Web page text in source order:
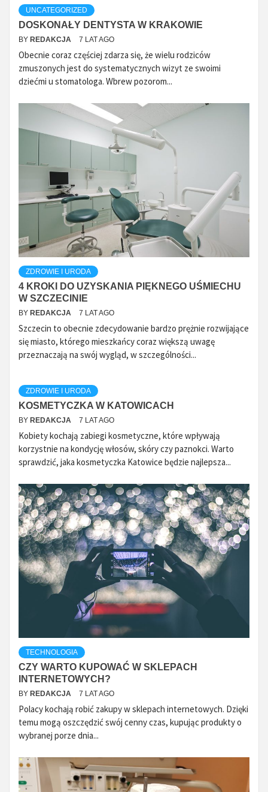
UNCATEGORIZED
DOSKONAŁY DENTYSTA W KRAKOWIE
BY REDAKCJA 7 LAT AGO
Obecnie coraz częściej zdarza się, że wielu rodziców
zmuszonych jest do systematycznych wizyt ze swoimi
dziećmi u stomatologa. Wbrew pozorom...
ZDROWIE I URODA
4 KROKI DO UZYSKANIA PIĘKNEGO UŚMIECHU
W SZCZECINIE
BY REDAKCJA 7 LAT AGO
Szczecin to obecnie zdecydowanie bardzo prężnie rozwijające
się miasto, którego mieszkańcy coraz większą uwagę
przeznaczają na swój wygląd, w szczególności...
ZDROWIE I URODA
KOSMETYCZKA W KATOWICACH
BY REDAKCJA 7 LAT AGO
Kobiety kochają zabiegi kosmetyczne, które wpływają
korzystnie na kondycję włosów, skóry czy paznokci. Warto
sprawdzić, jaka kosmetyczka Katowice będzie najlepsza...
TECHNOLOGIA
CZY WARTO KUPOWAĆ W SKLEPACH
INTERNETOWYCH?
BY REDAKCJA 7 LAT AGO
Polacy kochają robić zakupy w sklepach internetowych. Dzięki
temu mogą oszczędzić swój cenny czas, kupując produkty o
wybranej porze dnia...